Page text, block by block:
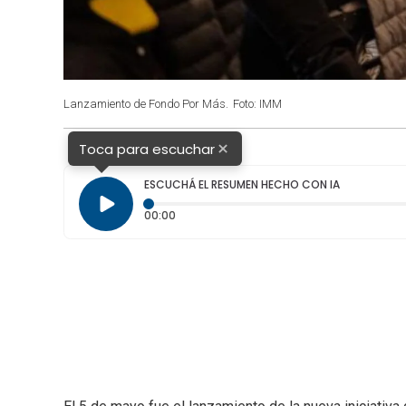
Lanzamiento de Fondo Por Más. Foto: IMM
Toca para escuchar×
ESCUCHÁ EL RESUMEN HECHO CON IA
00:00